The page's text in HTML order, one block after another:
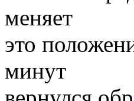
меняет
это
минут